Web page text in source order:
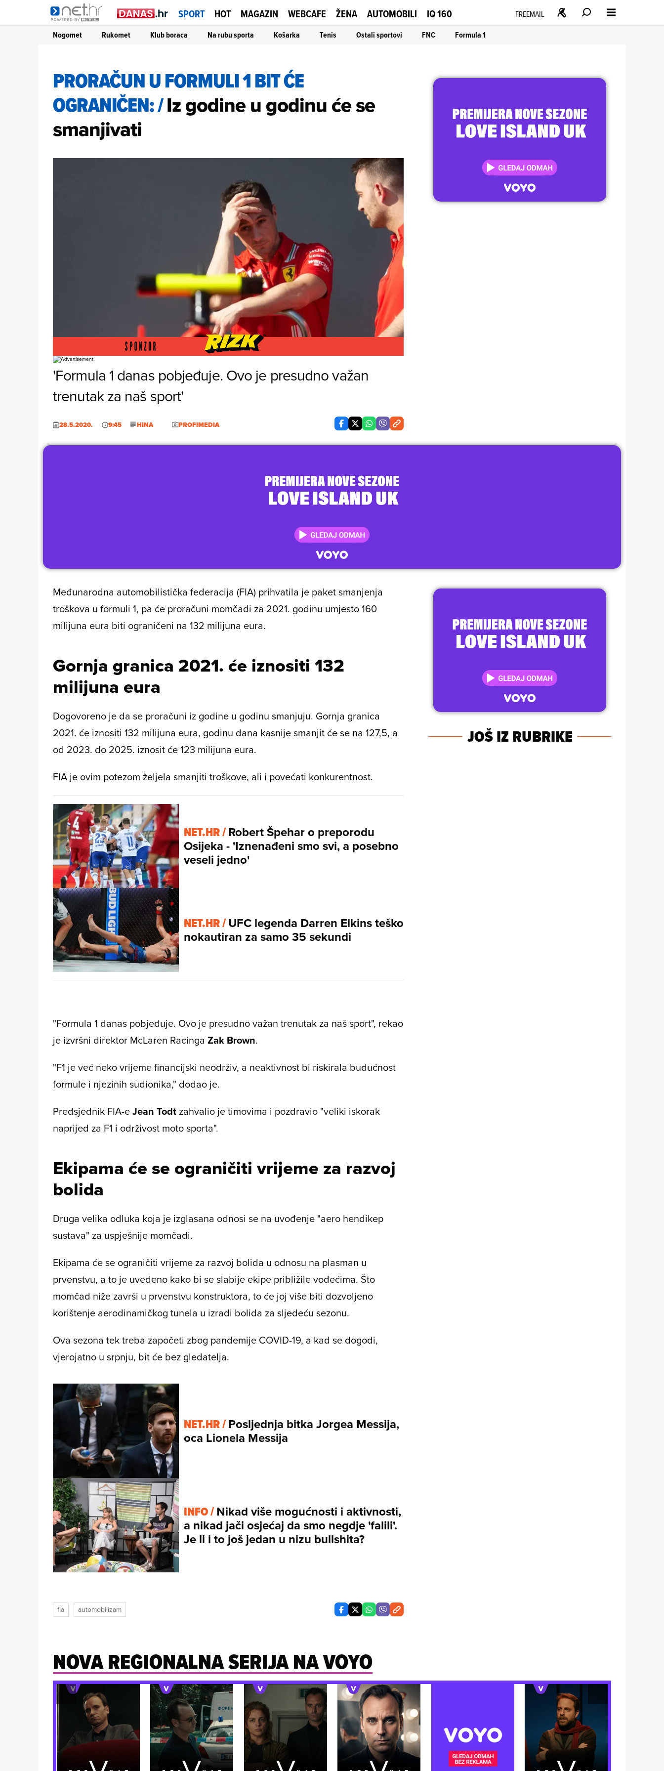
SPORT HOT MAGAZIN WEBCAFE ŽENA AUTOMOBILI IQ 160 FREEMAIL
Nogomet Rukomet Klub boraca Na rubu sporta Košarka Tenis Ostali sportovi FNC Formula 1
PRORAČUN U FORMULI 1 BIT ĆE
OGRANIČEN:/Iz godine u godinu će se
smanjivati
'Formula 1 danas pobjeđuje. Ovo je presudno važan
trenutak za naš sport'
28.5.2020. 9:45 HINA PROFIMEDIA
Međunarodna automobilistička federacija (FIA) prihvatila je paket smanjenja
troškova u formuli 1, pa će proračuni momčadi za 2021. godinu umjesto 160
milijuna eura biti ograničeni na 132 milijuna eura.
Gornja granica 2021. će iznositi 132
milijuna eura
Dogovoreno je da se proračuni iz godine u godinu smanjuju. Gornja granica
2021. će iznositi 132 milijuna eura, godinu dana kasnije smanjit će se na 127,5, a
od 2023. do 2025. iznosit će 123 milijuna eura.
FIA je ovim potezom željela smanjiti troškove, ali i povećati konkurentnost.
NET.HR /Robert Špehar o preporodu
Osijeka - 'Iznenađeni smo svi, a posebno
veseli jedno'
NET.HR /UFC legenda Darren Elkins teško
nokautiran za samo 35 sekundi
"Formula 1 danas pobjeđuje. Ovo je presudno važan trenutak za naš sport", rekao
je izvršni direktor McLaren Racinga Zak Brown.
"F1 je već neko vrijeme financijski neodrživ, a neaktivnost bi riskirala budućnost
formule i njezinih sudionika," dodao je.
Predsjednik FIA-eJean Todt zahvalio je timovima i pozdravio "veliki iskorak
naprijed za F1 i održivost moto sporta".
Ekipama će se ograničiti vrijeme za razvoj
bolida
Druga velika odluka koja je izglasana odnosi se na uvođenje "aero hendikep
sustava" za uspješnije momčadi.
Ekipama će se ograničiti vrijeme za razvoj bolida u odnosu na plasman u
prvenstvu, a to je uvedeno kako bi se slabije ekipe približile vodećima. Što
momčad niže završi u prvenstvu konstruktora, to će joj više biti dozvoljeno
korištenje aerodinamičkog tunela u izradi bolida za sljedeću sezonu.
Ova sezona tek treba započeti zbog pandemije COVID-19, a kad se dogodi,
vjerojatno u srpnju, bit će bez gledatelja.
NET.HR /Posljednja bitka Jorgea Messija,
oca Lionela Messija
INFO /Nikad više mogućnosti i aktivnosti,
a nikad jači osjećaj da smo negdje 'falili'.
Je li i to još jedan u nizu bullshita?
fia automobilizam
JOŠ IZ RUBRIKE
NOVA REGIONALNA SERIJA NA VOYO